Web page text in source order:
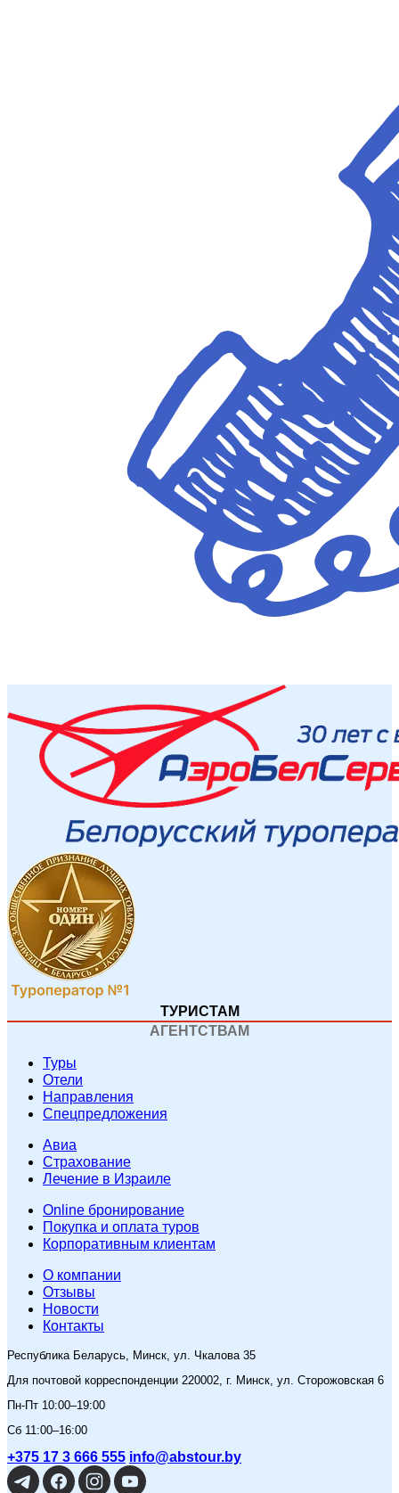
ТУРИСТАМ
АГЕНТСТВАМ
Туры
Отели
Направления
Спецпредложения
Авиа
Страхование
Лечение в Израиле
Online бронирование
Покупка и оплата туров
Корпоративным клиентам
O компании
Отзывы
Новости
Контакты
Республика Беларусь, Минск, ул. Чкалова 35
Для почтовой корреспонденции 220002, г. Минск, ул. Сторожовская 6
Пн-Пт 10:00–19:00
Сб 11:00–16:00
+375 17 3 666 555 info@abstour.by